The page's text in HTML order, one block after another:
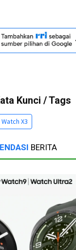
Kunci / Tags
X3
BERITA